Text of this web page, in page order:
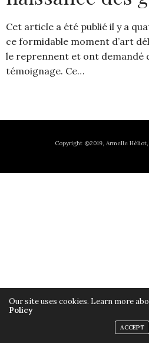
Cet article a été publié il y a
ce formidable moment d’art
le reprennent et ont demandé
témoignage. Ce…
Copyright ©2019, Armelle
Our site uses cookies. Learn more
Policy
ACCEPT